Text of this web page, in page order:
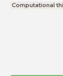
Computational